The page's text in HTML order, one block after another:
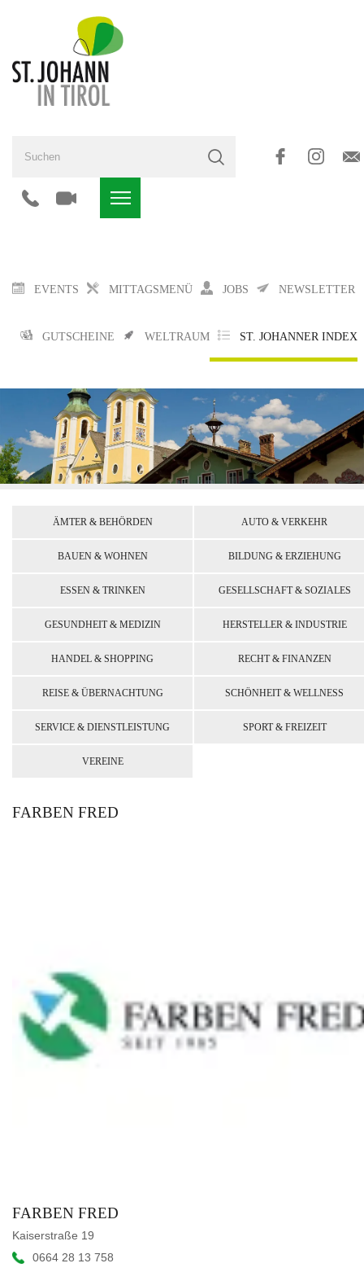
EVENTS MITTAGSMENÜ JOBS NEWSLETTER
GUTSCHEINE WELTRAUM ST. JOHANNER INDEX
ÄMTER & BEHÖRDEN AUTO & VERKEHR
BAUEN & WOHNEN BILDUNG & ERZIEHUNG
ESSEN & TRINKEN GESELLSCHAFT & SOZIALES
GESUNDHEIT & MEDIZIN HERSTELLER & INDUSTRIE
HANDEL & SHOPPING RECHT & FINANZEN
REISE & ÜBERNACHTUNG SCHÖNHEIT & WELLNESS
SERVICE & DIENSTLEISTUNG SPORT & FREIZEIT
VEREINE
FARBEN FRED
FARBEN FRED
Kaiserstraße 19
0664 28 13 758